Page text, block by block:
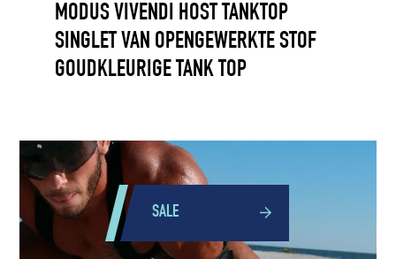
MODUS VIVENDI HOST TANKTOP
SINGLET VAN OPENGEWERKTE STOF
GOUDKLEURIGE TANK TOP
SALE